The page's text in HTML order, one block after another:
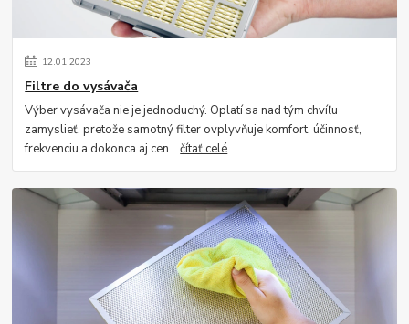
12.01.2023
Filtre do vysávača
Výber vysávača nie je jednoduchý. Oplatí sa nad tým chvíľu
zamyslieť, pretože samotný filter ovplyvňuje komfort, účinnosť,
frekvenciu a dokonca aj cen...čítať celé